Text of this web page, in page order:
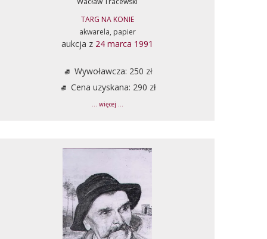
TARG NA KONIE
akwarela, papier
aukcja z 24 marca 1991
Wywoławcza: 250 zł
Cena uzyskana: 290 zł
... więcej ...